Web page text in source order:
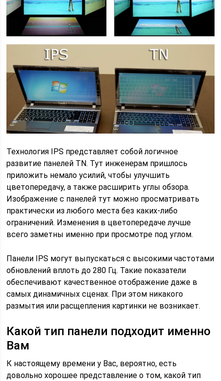
Технология IPS представляет собой логичное
развитие панелей TN. Тут инженерам пришлось
приложить немало усилий, чтобы улучшить
цветопередачу, а также расширить углы обзора.
Изображение с панелей тут можно просматривать
практически из любого места без каких-либо
ограничений. Изменения в цветопередаче лучше
всего заметны именно при просмотре под углом.
Панели IPS могут выпускаться с высокими частотами
обновлений вплоть до 280 Гц. Такие показатели
обеспечивают качественное отображение даже в
самых динамичных сценах. При этом никакого
размытия или расщепления картинки не возникает.
Какой тип панели подходит именно
Вам
К настоящему времени у Вас, вероятно, есть
довольно хорошее представление о том, какой тип